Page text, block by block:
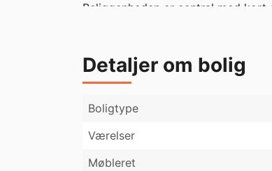
Beliggenheden er central med
Detaljer om bolig
Boligtype
Værelser
Møbleret